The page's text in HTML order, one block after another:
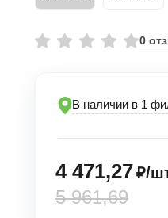
0
В наличии в 1
4 471,27₽/
5 961,69